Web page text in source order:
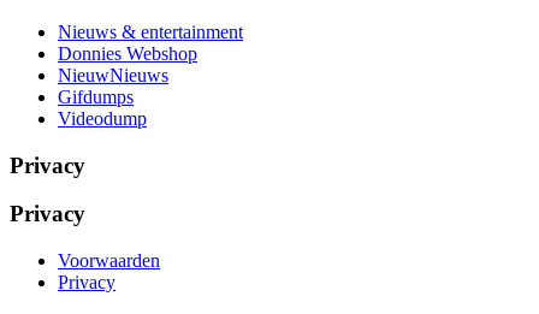
Nieuws & entertainment
Donnies Webshop
NieuwNieuws
Gifdumps
Videodump
Privacy
Privacy
Voorwaarden
Privacy